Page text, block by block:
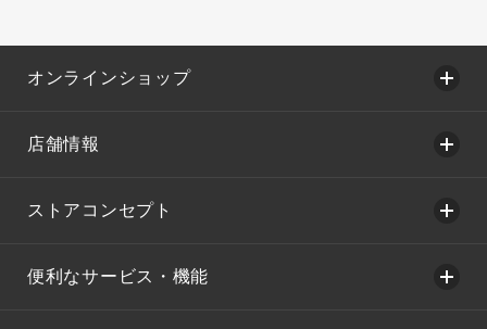
オンラインショップ
店舗情報
ストアコンセプト
便利なサービス・機能